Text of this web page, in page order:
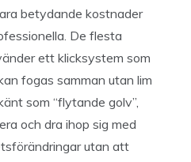
betydande kostnader
De flesta
ett klicksystem som
fogas samman utan lim
som “flytande golv”,
och dra ihop sig med
utan att